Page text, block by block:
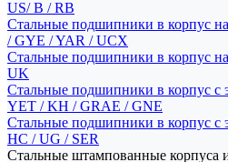
US/ B / RB
Стальные подшипники в корпус
/ GYE / YAR / UCX
Стальные подшипники в корпус на
UK
Стальные подшипники в корпус с
YET / KH / GRAE / GNE
Стальные подшипники в корпус с
HC / UG / SER
Стальные штампованные корпуса